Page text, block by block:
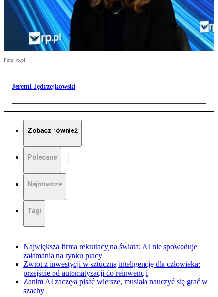
Foto: rp.pl
Jeremi Jędrzejkowski
Zobacz również
Polecane
Najnowsze
Tagi
Największa firma rekrutacyjna świata: AI nie spowoduje
załamania na rynku pracy
Zwrot z inwestycji w sztuczną inteligencję dla człowieka:
przejście od automatyzacji do reinwencji
Zanim AI zaczęła pisać wiersze, musiała nauczyć się grać w
szachy